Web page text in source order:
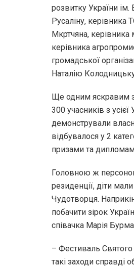
розвитку України
Русаліну, керівника
Мкртчяна, керівника
керівника
громадської
Наталію
Ще одним яскравим
300 учасників з
демонстрували
відбувалося у 2
призами та
Головною ж
резиденції, діти
Чудотворця.
побачити зірок
співачка Марія
– Фестиваль
такі заходи справді